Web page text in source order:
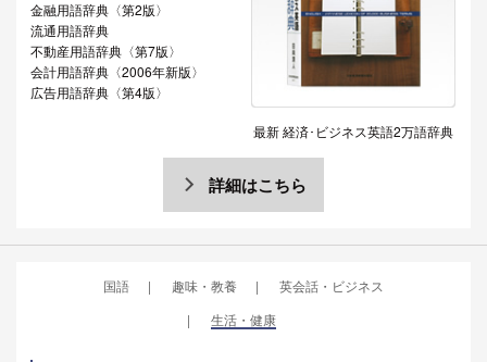
金融用語辞典〈第2版〉
流通用語辞典
不動産用語辞典〈第7版〉
会計用語辞典〈2006年新版〉
広告用語辞典〈第4版〉
最新 経済･ビジネス英語2万語辞典
詳細はこちら
国語 趣味・教養
英会話・ビジネス
生活・健康